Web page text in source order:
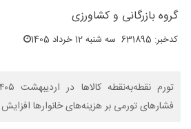
گروه بازرگانی و کشاورزی
کدخبر: 631895 سه شنبه 12 خرداد 1405
فشارهای تورمی بر هزینه‌های خانوارها